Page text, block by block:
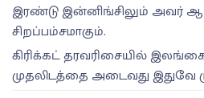
இரண்டு இன்னிங்சிலும் அவர்
சிறப்பம்சமாகும்.
கிரிக்கட் தரவரிசையில்
முதலிடத்தை அடைவது இதுவே